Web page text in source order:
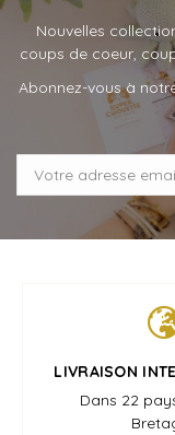
Nouvelles
coups de coeur,
Abonnez-vous à
LIVRAISON
Dans 22